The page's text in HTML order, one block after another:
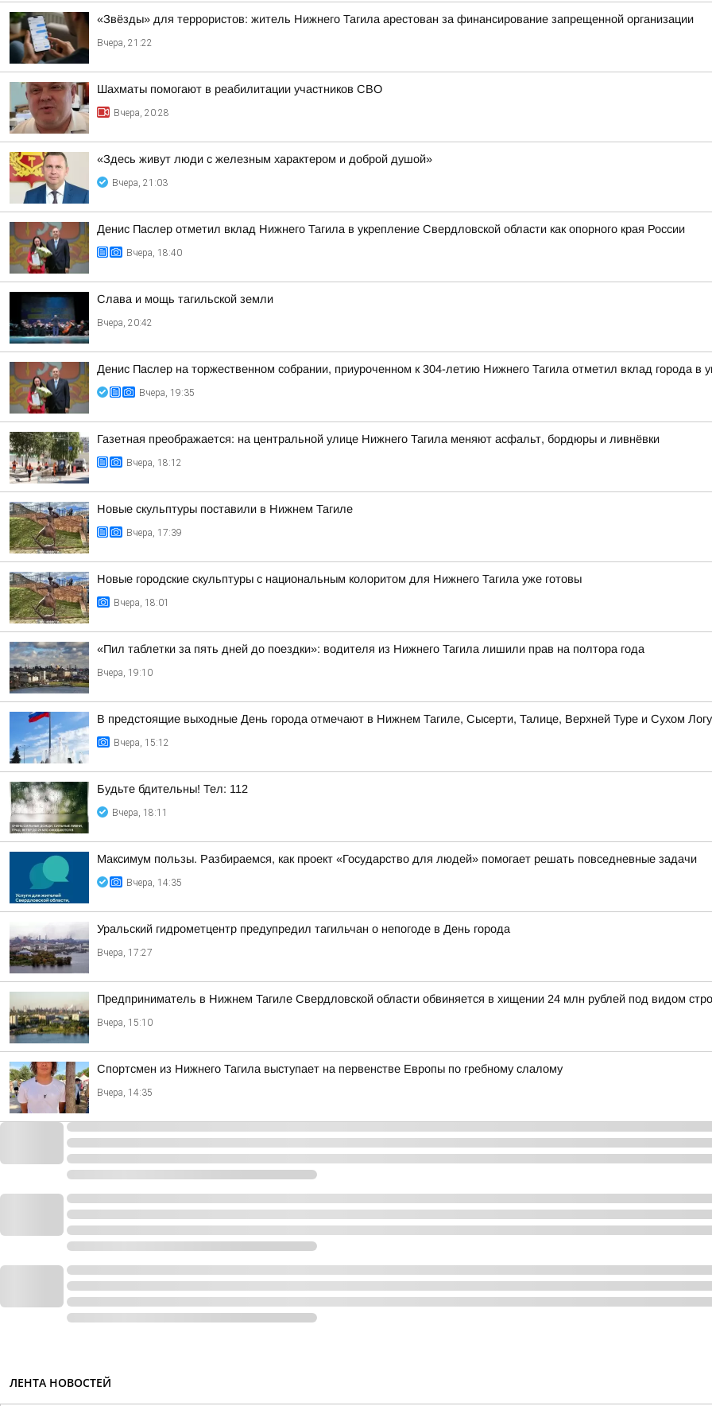
«Звёзды» для террористов: житель Нижнего Тагила арестован за финансирование запрещенной организации
Вчера, 21:22
Шахматы помогают в реабилитации участников СВО
Вчера, 20:28
«Здесь живут люди с железным характером и доброй душой»
Вчера, 21:03
Денис Паслер отметил вклад Нижнего Тагила в укрепление Свердловской области как опорного края России
Вчера, 18:40
Слава и мощь тагильской земли
Вчера, 20:42
Денис Паслер на торжественном собрании, приуроченном к 304-летию Нижнего Тагила отметил вклад города в
Вчера, 19:35
Газетная преображается: на центральной улице Нижнего Тагила меняют асфальт, бордюры и ливнёвки
Вчера, 18:12
Новые скульптуры поставили в Нижнем Тагиле
Вчера, 17:39
Новые городские скульптуры с национальным колоритом для Нижнего Тагила уже готовы
Вчера, 18:01
«Пил таблетки за пять дней до поездки»: водителя из Нижнего Тагила лишили прав на полтора года
Вчера, 19:10
В предстоящие выходные День города отмечают в Нижнем Тагиле, Сысерти, Талице, Верхней Туре и Сухом Логу
Вчера, 15:12
Будьте бдительны! Тел: 112
Вчера, 18:11
Максимум пользы. Разбираемся, как проект «Государство для людей» помогает решать повседневные задачи
Вчера, 14:35
Уральский гидрометцентр предупредил тагильчан о непогоде в День города
Вчера, 17:27
Предприниматель в Нижнем Тагиле Свердловской области обвиняется в хищении 24 млн рублей под видом
Вчера, 15:10
Спортсмен из Нижнего Тагила выступает на первенстве Европы по гребному слалому
Вчера, 14:35
ЛЕНТА НОВОСТЕЙ